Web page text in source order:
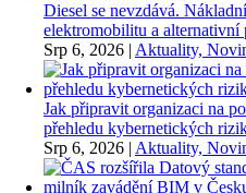
Diesel se nevzdává.
elektromobilitu a alternativní
Srp 6, 2026 | Aktuality,
Jak připravit organizaci na
přehledu kybernetických
Srp 6, 2026 | Aktuality,